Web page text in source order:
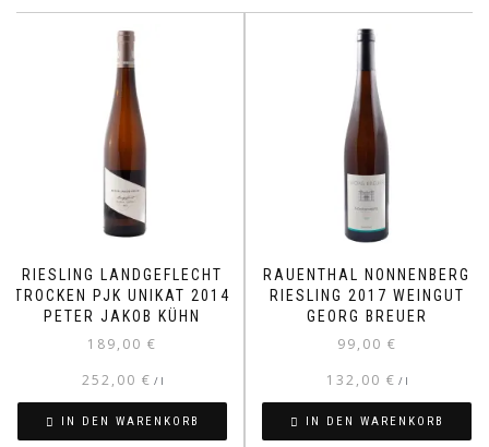
RIESLING LANDGEFLECHT
TROCKEN PJK UNIKAT 2014
PETER JAKOB KÜHN
189,00 €
252,00 € / l
IN DEN WARENKORB
RAUENTHAL NONNENBERG
RIESLING 2017 WEINGUT
GEORG BREUER
99,00 €
132,00 € / l
IN DEN WARENKORB